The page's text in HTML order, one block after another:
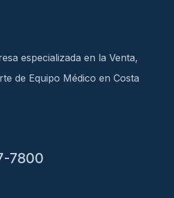
especializada en la Venta,
de Equipo Médico en Costa
7800